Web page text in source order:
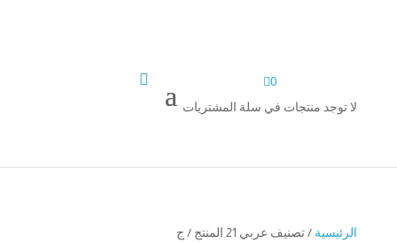
0
لا توجد منتجات في سلة المشتريات

الرئيسية / تصنيف عربي 21 المنتج / ج